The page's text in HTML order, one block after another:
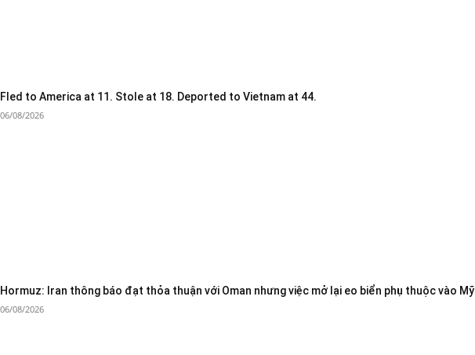
Fled to America at 11. Stole at 18. Deported to Vietnam at 44.
06/08/2026
Hormuz: Iran thông báo đạt thỏa thuận với Oman nhưng việc mở lại eo biển phụ thuộc vào Mỹ
06/08/2026